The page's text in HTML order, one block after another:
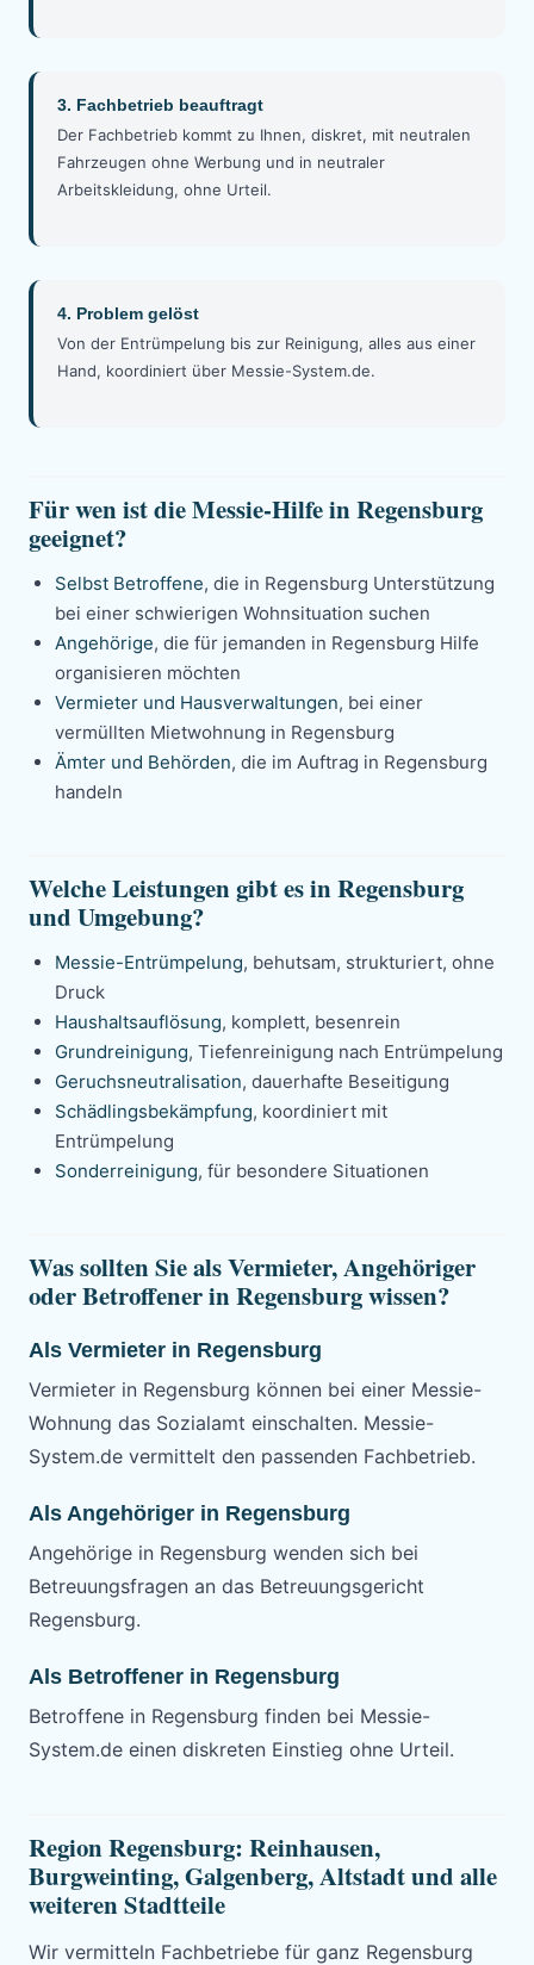
3. Fachbetrieb beauftragt
Der Fachbetrieb kommt zu Ihnen, diskret, mit neutralen
Fahrzeugen ohne Werbung und in neutraler
Arbeitskleidung, ohne Urteil.
4. Problem gelöst
Von der Entrümpelung bis zur Reinigung, alles aus einer
Hand, koordiniert über Messie-System.de.
Für wen ist die Messie-Hilfe in Regensburg
geeignet?
Selbst Betroffene, die in Regensburg Unterstützung
bei einer schwierigen Wohnsituation suchen
Angehörige, die für jemanden in Regensburg Hilfe
organisieren möchten
Vermieter und Hausverwaltungen, bei einer
vermüllten Mietwohnung in Regensburg
Ämter und Behörden, die im Auftrag in Regensburg
handeln
Welche Leistungen gibt es in Regensburg
und Umgebung?
Messie-Entrümpelung, behutsam, strukturiert, ohne
Druck
Haushaltsauflösung, komplett, besenrein
Grundreinigung, Tiefenreinigung nach Entrümpelung
Geruchsneutralisation, dauerhafte Beseitigung
Schädlingsbekämpfung, koordiniert mit
Entrümpelung
Sonderreinigung, für besondere Situationen
Was sollten Sie als Vermieter, Angehöriger
oder Betroffener in Regensburg wissen?
Als Vermieter in Regensburg
Vermieter in Regensburg können bei einer Messie-
Wohnung das Sozialamt einschalten. Messie-
System.de vermittelt den passenden Fachbetrieb.
Als Angehöriger in Regensburg
Angehörige in Regensburg wenden sich bei
Betreuungsfragen an das Betreuungsgericht
Regensburg.
Als Betroffener in Regensburg
Betroffene in Regensburg finden bei Messie-
System.de einen diskreten Einstieg ohne Urteil.
Region Regensburg: Reinhausen,
Burgweinting, Galgenberg, Altstadt und alle
weiteren Stadtteile
Wir vermitteln Fachbetriebe für ganz Regensburg